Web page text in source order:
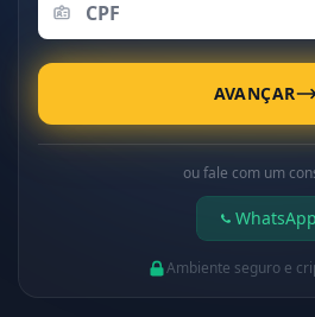
AVANÇAR
ou fale com um
WhatsApp
Ambiente seguro e